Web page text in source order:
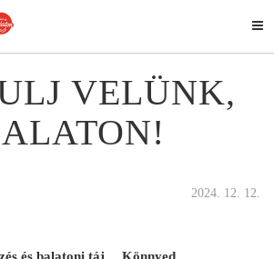
VELÜNK,
2024. 12. 12.